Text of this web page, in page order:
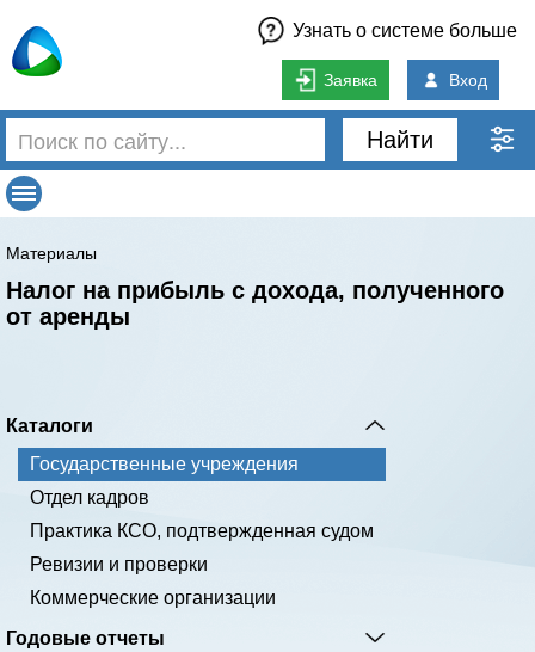
Узнать о системе больше
Заявка Вход
Найти
Материалы
Налог на прибыль с дохода, полученного
от аренды
Каталоги
Государственные учреждения
Отдел кадров
Практика КСО, подтвержденная судом
Ревизии и проверки
Коммерческие организации
Годовые отчеты